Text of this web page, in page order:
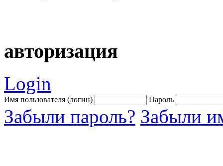
авторизация
Login
Имя пользователя (логин) Пароль
Забыли пароль? Забыли